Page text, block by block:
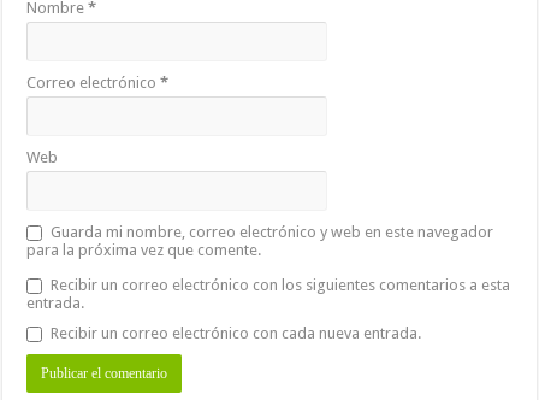
Nombre*
Correo electrónico*
Web
Guarda mi nombre, correo electrónico y web en este navegador
para la próxima vez que comente.
Recibir un correo electrónico con los siguientes comentarios a esta
entrada.
Recibir un correo electrónico con cada nueva entrada.